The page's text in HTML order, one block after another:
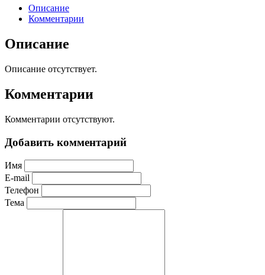
Описание
Комментарии
Описание
Описание отсутствует.
Комментарии
Комментарии отсутствуют.
Добавить комментарий
Имя
E-mail
Телефон
Тема